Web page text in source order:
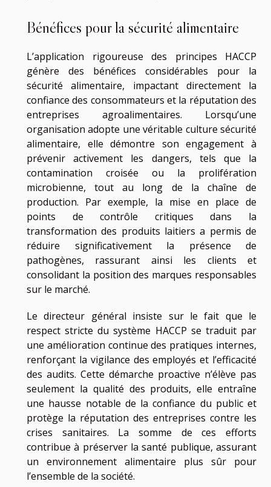
Bénéfices pour la sécurité alimentaire
L’application rigoureuse des principes HACCP
génère des bénéfices considérables pour la
sécurité alimentaire, impactant directement la
confiance des consommateurs et la réputation des
entreprises agroalimentaires. Lorsqu’une
organisation adopte une véritable culture sécurité
alimentaire, elle démontre son engagement à
prévenir activement les dangers, tels que la
contamination croisée ou la prolifération
microbienne, tout au long de la chaîne de
production. Par exemple, la mise en place de
points de contrôle critiques dans la
transformation des produits laitiers a permis de
réduire significativement la présence de
pathogènes, rassurant ainsi les clients et
consolidant la position des marques responsables
sur le marché.
Le directeur général insiste sur le fait que le
respect stricte du système HACCP se traduit par
une amélioration continue des pratiques internes,
renforçant la vigilance des employés et l’efficacité
des audits. Cette démarche proactive n’élève pas
seulement la qualité des produits, elle entraîne
une hausse notable de la confiance du public et
protège la réputation des entreprises contre les
crises sanitaires. La somme de ces efforts
contribue à préserver la santé publique, assurant
un environnement alimentaire plus sûr pour
l’ensemble de la société.